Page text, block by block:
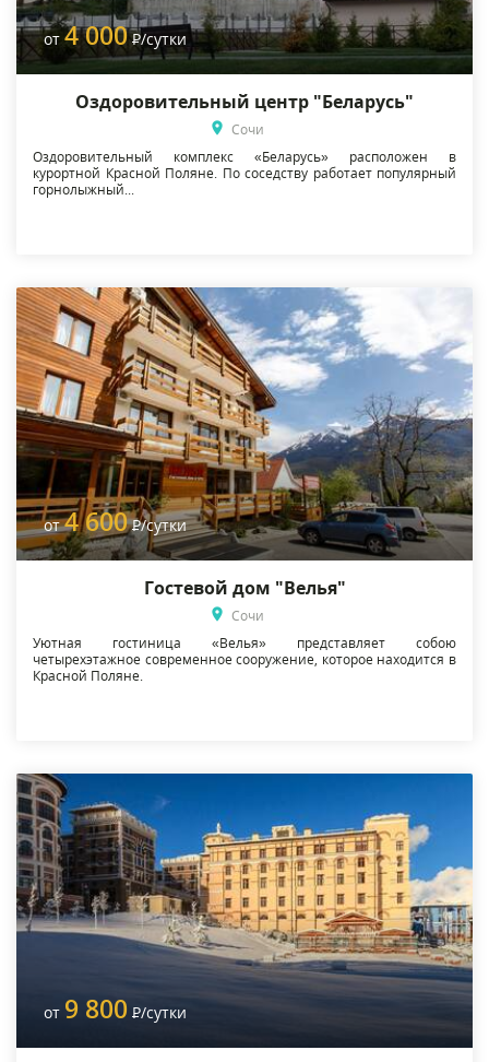
от 4 000 Р/сутки
Оздоровительный центр "Беларусь"
Сочи
Оздоровительный комплекс «Беларусь» расположен в
курортной Красной Поляне. По соседству работает популярный
горнолыжный...
от4 600 Р/сутки
Гостевой дом "Велья"
Сочи
Уютная гостиница «Велья» представляет собою
четырехэтажное современное сооружение, которое находится в
Красной Поляне.
от 9 800 Р/сутки